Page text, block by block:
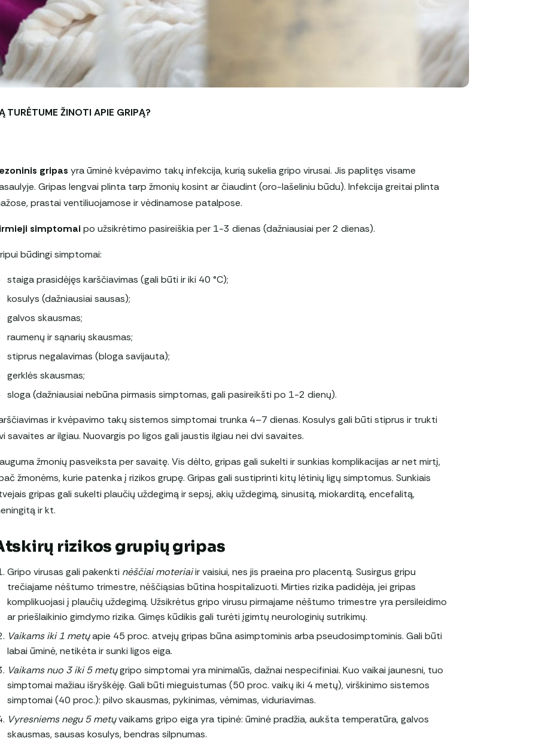
TURĖTUME ŽINOTI APIE GRIPĄ?
gripas yra ūminė kvėpavimo takų infekcija, kurią sukelia gripo virusai. Jis paplitęs visame
Gripas lengvai plinta tarp žmonių kosint ar čiaudint (oro-lašeliniu būdu). Infekcija greitai plinta
prastai ventiliuojamose ir vėdinamose patalpose.
simptomai po užsikrėtimo pasireiškia per 1-3 dienas (dažniausiai per 2 dienas).
būdingi simptomai:
staiga prasidėjęs karščiavimas (gali būti ir iki 40 °C);
kosulys (dažniausiai sausas);
galvos skausmas;
raumenų ir sąnarių skausmas;
stiprus negalavimas (bloga savijauta);
gerklės skausmas;
sloga (dažniausiai nebūna pirmasis simptomas, gali pasireikšti po 1-2 dienų).
ir kvėpavimo takų sistemos simptomai trunka 4–7 dienas. Kosulys gali būti stiprus ir trukti
savaites ar ilgiau. Nuovargis po ligos gali jaustis ilgiau nei dvi savaites.
žmonių pasveiksta per savaitę. Vis dėlto, gripas gali sukelti ir sunkias komplikacijas ar net mirtį,
žmonėms, kurie patenka į rizikos grupę. Gripas gali sustiprinti kitų lėtinių ligų simptomus. Sunkiais
gripas gali sukelti plaučių uždegimą ir sepsį, akių uždegimą, sinusitą, miokarditą, encefalitą,
ir kt.
rizikos grupių gripas
Gripo virusas gali pakenkti nėščiai moteriaiir vaisiui, nes jis praeina pro placentą. Susirgus gripu
trečiajame nėštumo trimestre, nėščiąsias būtina hospitalizuoti. Mirties rizika padidėja, jei gripas
komplikuojasi į plaučių uždegimą. Užsikrėtus gripo virusu pirmajame nėštumo trimestre yra persileidimo
ar priešlaikinio gimdymo rizika. Gimęs kūdikis gali turėti įgimtų neurologinių sutrikimų.
Vaikams iki 1 metųapie 45 proc. atvejų gripas būna asimptominis arba pseudosimptominis. Gali būti
labai ūminė, netikėta ir sunki ligos eiga.
Vaikams nuo 3 iki 5 metųgripo simptomai yra minimalūs, dažnai nespecifiniai. Kuo vaikai jaunesni, tuo
simptomai mažiau išryškėję. Gali būti mieguistumas (50 proc. vaikų iki 4 metų), virškinimo sistemos
simptomai (40 proc.): pilvo skausmas, pykinimas, vėmimas, viduriavimas.
Vyresniems negu 5 metųvaikams gripo eiga yra tipinė: ūminė pradžia, aukšta temperatūra, galvos
skausmas, sausas kosulys, bendras silpnumas.